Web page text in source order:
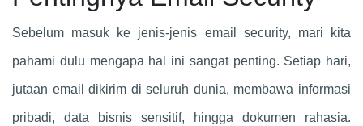
Sebelum masuk ke jenis-jenis email security, mari kita
pahami dulu mengapa hal ini sangat penting. Setiap hari,
jutaan email dikirim di seluruh dunia, membawa informasi
pribadi, data bisnis sensitif, hingga dokumen rahasia.